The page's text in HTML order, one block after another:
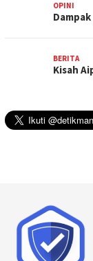
OPINI
BERITA
Kisah